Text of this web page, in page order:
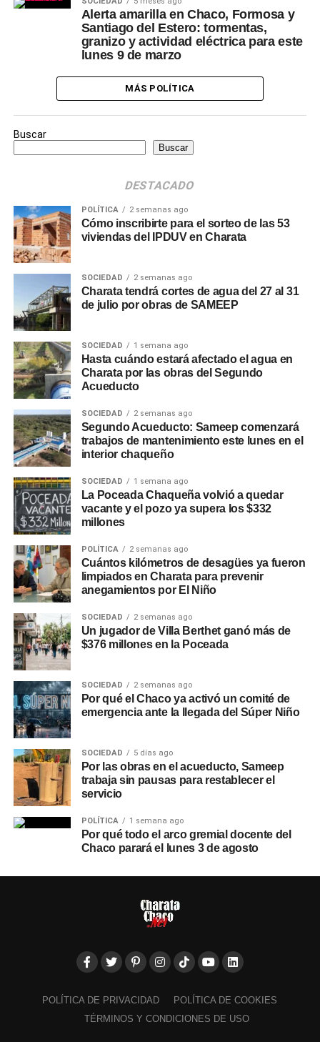
Alerta amarilla en Chaco, Formosa y
Santiago del Estero: tormentas,
granizo y actividad eléctrica para este
lunes 9 de marzo
MÁS POLÍTICA
Buscar
Buscar
DESTACADO
POLÍTICA 2 semanas ago
Cómo inscribirte para el sorteo de las 53
viviendas del IPDUV en Charata
SOCIEDAD 2 semanas ago
Charata tendrá cortes de agua del 27 al 31
de julio por obras de SAMEEP
SOCIEDAD 1 semana ago
Hasta cuándo estará afectado el agua en
Charata por las obras del Segundo
Acueducto
SOCIEDAD 2 semanas ago
Segundo Acueducto: Sameep comenzará
trabajos de mantenimiento este lunes en el
interior chaqueño
SOCIEDAD 1 semana ago
La Poceada Chaqueña volvió a quedar
vacante y el pozo ya supera los $332
millones
POLÍTICA 2 semanas ago
Cuántos kilómetros de desagües ya fueron
limpiados en Charata para prevenir
anegamientos por El Niño
SOCIEDAD 2 semanas ago
Un jugador de Villa Berthet ganó más de
$376 millones en la Poceada
SOCIEDAD 2 semanas ago
Por qué el Chaco ya activó un comité de
emergencia ante la llegada del Súper Niño
SOCIEDAD 5 días ago
Por las obras en el acueducto, Sameep
trabaja sin pausas para restablecer el
servicio
POLÍTICA 1 semana ago
Por qué todo el arco gremial docente del
Chaco parará el lunes 3 de agosto
POLÍTICA DE PRIVACIDAD
POLÍTICA DE COOKIES
TÉRMINOS Y CONDICIONES DE USO